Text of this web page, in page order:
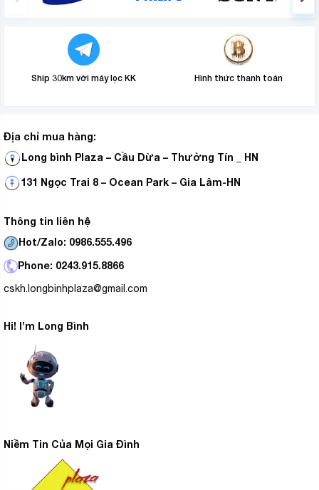
Ship 30km với máy lọc KK Hình thức thanh toán
Địa chỉ mua hàng:
Long bình Plaza – Cầu Dừa – Thường Tín _ HN
131 Ngọc Trai 8 – Ocean Park – Gia Lâm-HN
Thông tin liên hệ
Hot/Zalo: 0986.555.496
Phone: 0243.915.8866
cskh.longbinhplaza@gmail.com
Hi! I’m Long Bình
Niềm Tin Của Mọi Gia Đình